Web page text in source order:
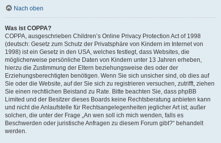
Nach oben
Was ist COPPA?
COPPA, ausgeschrieben Children’s Online Privacy Protection Act of 1998
(deutsch: Gesetz zum Schutz der Privatsphäre von Kindern im Internet von
1998) ist ein Gesetz in den USA, welches festlegt, dass Websites, die
möglicherweise persönliche Daten von Kindern unter 13 Jahren erheben,
hierzu die Zustimmung der Eltern beziehungsweise des oder der
Erziehungsberechtigten benötigen. Wenn Sie sich unsicher sind, ob dies auf
Sie oder die Website, auf der Sie sich zu registrieren versuchen, zutrifft, ziehen
Sie einen rechtlichen Beistand zu Rate. Bitte beachten Sie, dass phpBB
Limited und der Besitzer dieses Boards keine Rechtsberatung anbieten kann
und nicht die Anlaufstelle für Rechtsangelegenheiten jeglicher Art ist; außer
solchen, die unter der Frage „An wen soll ich mich wenden, falls es
Beschwerden oder juristische Anfragen zu diesem Forum gibt?“ behandelt
werden.